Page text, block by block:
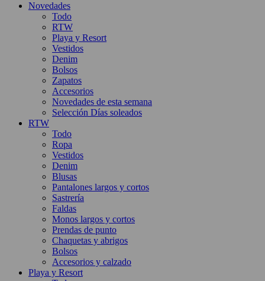
Novedades
Todo
RTW
Playa y Resort
Vestidos
Denim
Bolsos
Zapatos
Accesorios
Novedades de esta semana
Selección Días soleados
RTW
Todo
Ropa
Vestidos
Denim
Blusas
Pantalones largos y cortos
Sastrería
Faldas
Monos largos y cortos
Prendas de punto
Chaquetas y abrigos
Bolsos
Accesorios y calzado
Playa y Resort